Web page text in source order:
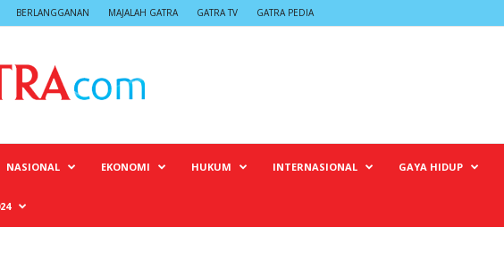
BERLANGGANAN MAJALAH GATRA GATRA TV GATRA PEDIA
NASIONAL EKONOMI HUKUM INTERNASIONAL GAYA HIDUP